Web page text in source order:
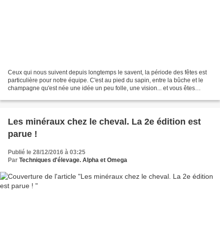
Ceux qui nous suivent depuis longtemps le savent, la période des fêtes est
particulière pour notre équipe. C'est au pied du sapin, entre la bûche et le
champagne qu'est née une idée un peu folle, une vision... et vous êtes
Les minéraux chez le cheval. La 2e édition est
parue !
Publié le 28/12/2016 à 03:25
Par Techniques d'élevage. Alpha et Omega